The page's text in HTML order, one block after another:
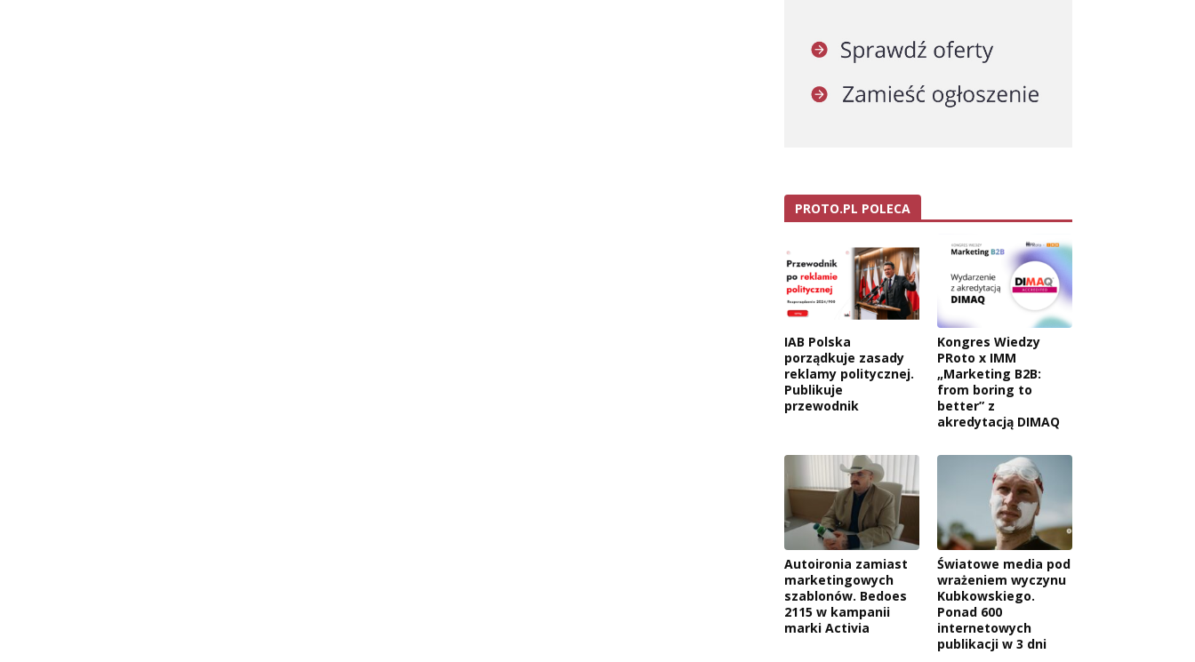
PROTO.PL POLECA
IAB Polska
porządkuje zasady
reklamy politycznej.
Publikuje
przewodnik
Kongres Wiedzy
PRoto x IMM
„Marketing B2B:
from boring to
better” z
akredytacją DIMAQ
Autoironia zamiast
marketingowych
szablonów. Bedoes
2115 w kampanii
marki Activia
Światowe media pod
wrażeniem wyczynu
Kubkowskiego.
Ponad 600
internetowych
publikacji w 3 dni